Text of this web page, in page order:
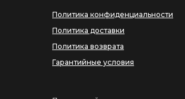
Политика конфиденциальности
Политика доставки
Политика возврата
Гарантийные условия